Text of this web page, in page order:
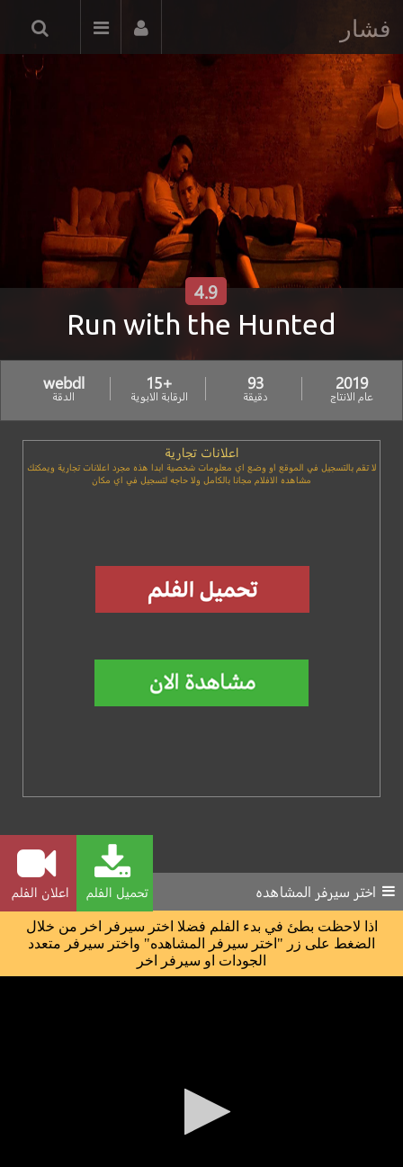
فشار
Run with the Hunted
4.9
2019
عام الانتاج
93
دقيقة
+15
الرقابة الابوية
webdl
الدقة
اعلانات تجارية
لا تقم بالتسجيل في الموقع او وضع اي معلومات شخصية ابدا هذه مجرد اعلانات تجارية ويمكنك
مشاهده الافلام مجانا بالكامل ولا حاجه لتسجيل في اي مكان
تحميل الفلم اعلان الفلم اختر سيرفر المشاهده
اذا لاحظت بطئ في بدء الفلم فضلا اختر سيرفر اخر من خلال
الضغط على زر "اختر سيرفر المشاهده" واختر سيرفر متعدد
الجودات او سيرفر اخر